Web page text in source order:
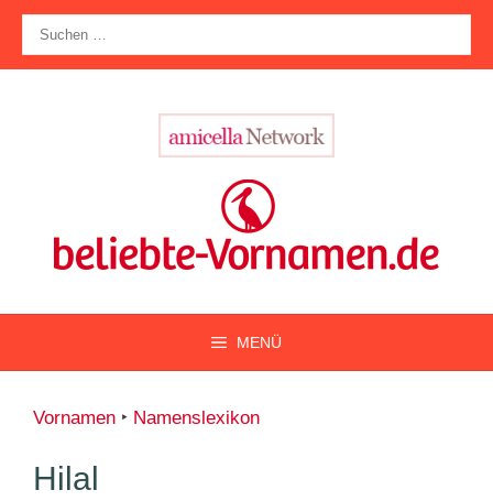
Zum
Inhalt
springen
nach:
MENÜ
Vornamen ‣ Namenslexikon
Hilal